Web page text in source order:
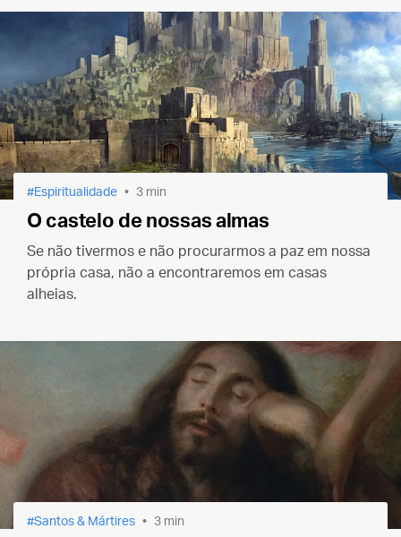
Espiritualidade 3 min
O castelo de nossas almas
Se não tivermos e não procurarmos a paz em nossa
própria casa, não a encontraremos em casas
alheias.
Santos & Mártires 3 min